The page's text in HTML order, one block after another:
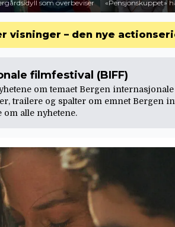
som overbeviser
«Pensjonskuppet»
visninger – den nye
filmfestival (BIFF)
om temaet Bergen
trailere og spalter om emnet Bergen
om alle nyhetene.